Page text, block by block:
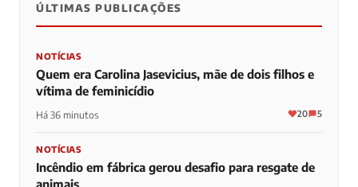
ÚLTIMAS PUBLICAÇÕES
NOTÍCIAS
Quem era Carolina Jasevicius, mãe de dois filhos e
vítima de feminicídio
Há 36 minutos 20 5
NOTÍCIAS
Incêndio em fábrica gerou desafio para resgate de